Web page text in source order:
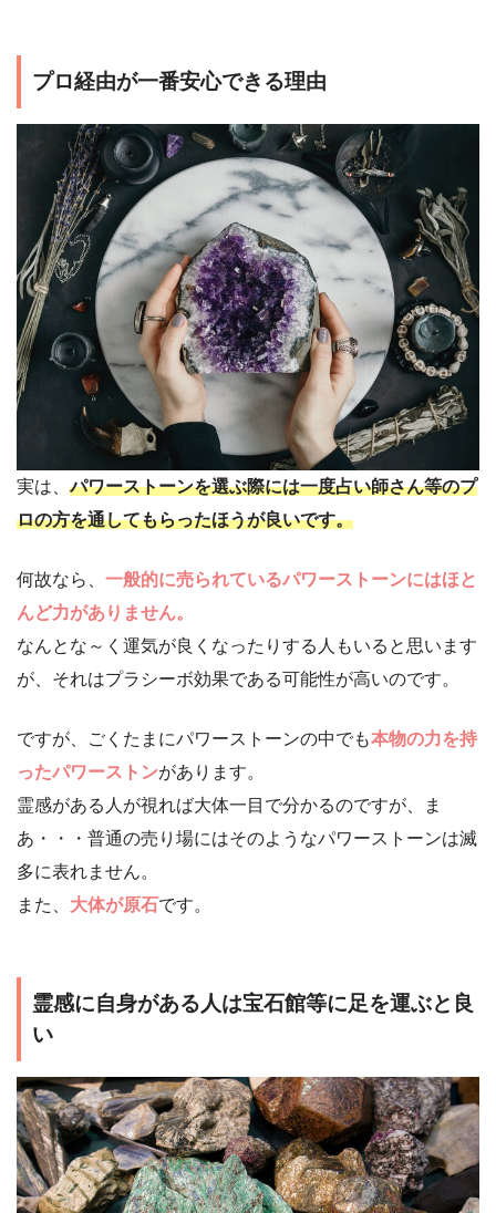
プロ経由が一番安心できる理由
実は、パワーストーンを選ぶ際には一度占い師さん等のプ
ロの方を通してもらったほうが良いです。
何故なら、 一般的に売られているパワーストーンにはほと
んど力がありません。
なんとな～く運気が良くなったりする人もいると思います
が、それはプラシーボ効果である可能性が高いのです。
ですが、ごくたまにパワーストーンの中でも本物の力を持
ったパワーストンがあります。
霊感がある人が視れば大体一目で分かるのですが、ま
あ・・・普通の売り場にはそのようなパワーストーンは滅
多に表れません。
また、 大体が原石です。
霊感に自身がある人は宝石館等に足を運ぶと良
い